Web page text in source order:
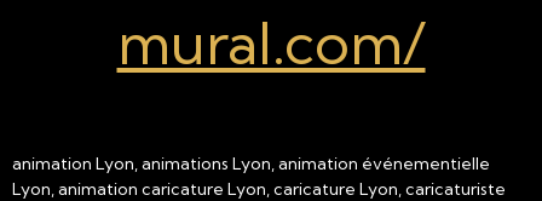
mural.com/
animation Lyon, animations Lyon, animation événementielle
Lyon, animation caricature Lyon, caricature Lyon, caricaturiste